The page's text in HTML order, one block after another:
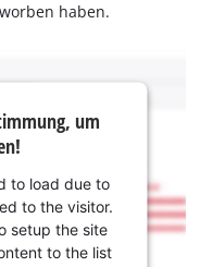
haben.
um
to load due to
to the visitor.
setup the site
to the list